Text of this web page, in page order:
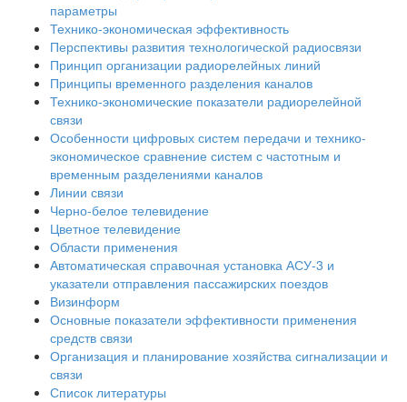
параметры
Технико-экономическая эффективность
Перспективы развития технологической радиосвязи
Принцип организации радиорелейных линий
Принципы временного разделения каналов
Технико-экономические показатели радиорелейной
связи
Особенности цифровых систем передачи и технико-
экономическое сравнение систем с частотным и
временным разделениями каналов
Линии связи
Черно-белое телевидение
Цветное телевидение
Области применения
Автоматическая справочная установка АСУ-3 и
указатели отправления пассажирских поездов
Визинформ
Основные показатели эффективности применения
средств связи
Организация и планирование хозяйства сигнализации и
связи
Список литературы